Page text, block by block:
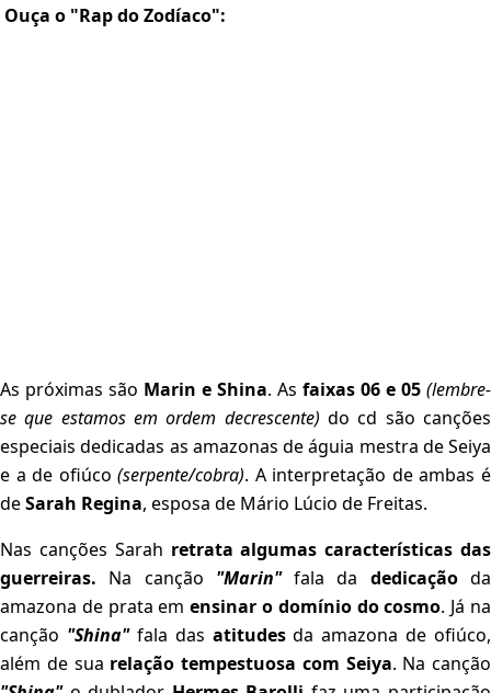
Ouça o "Rap do Zodíaco":
As próximas são Marin e Shina. As faixas 06 e 05 (lembre-
se que estamos em ordem decrescente) do cd são canções
especiais dedicadas as amazonas de águia mestra de Seiya
e a de ofiúco(serpente/cobra). A interpretação de ambas é
deSarah Regina, esposa de Mário Lúcio de Freitas.
Nas canções Sarah retrata algumas características das
guerreiras. Na canção "Marin"fala da dedicaçãoda
amazona de prata emensinar o domínio do cosmo. Já na
canção "Shina"fala das atitudesda amazona de ofiúco,
além de sua relação tempestuosa com Seiya. Na canção